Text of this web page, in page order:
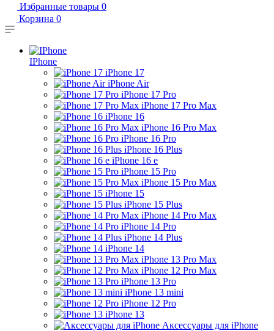
Избранные товары 0
Корзина 0
IPhone
iPhone 17
iPhone Air
iPhone 17 Pro
iPhone 17 Pro Max
iPhone 16
iPhone 16 Pro Max
iPhone 16 Pro
iPhone 16 Plus
iPhone 16 e
iPhone 15 Pro
iPhone 15 Pro Max
iPhone 15
iPhone 15 Plus
iPhone 14 Pro Max
iPhone 14 Pro
iPhone 14 Plus
iPhone 14
iPhone 13 Pro Max
iPhone 12 Pro Max
iPhone 13 Pro
iPhone 13 mini
iPhone 12 Pro
iPhone 13
Аксессуары для iPhone